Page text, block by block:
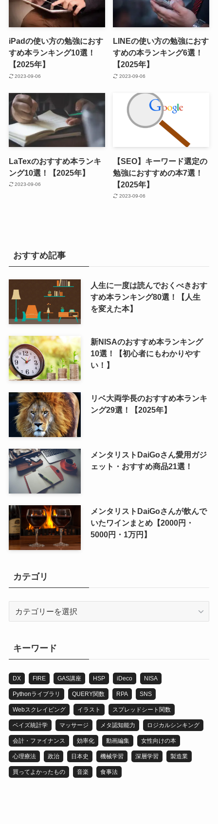
iPadの使い方の勉強におす
すめ本ランキング10選！
【2025年】
2023-09-06
LINEの使い方の勉強におす
すめの本ランキング6選！
【2025年】
2023-09-06
LaTexのおすすめ本ランキ
ング10選！【2025年】
2023-09-06
【SEO】キーワード選定の
勉強におすすめの本7選！
【2025年】
2023-09-06
おすすめ記事
人生に一度は読んでおくべきおす
すめ本ランキング80選！【人生
を変えた本】
新NISAのおすすめ本ランキング
10選！【初心者にもわかりやす
い！】
リベ大両学長のおすすめ本ランキ
ング29選！【2025年】
メンタリストDaiGoさん愛用ガジ
ェット・おすすめ商品21選！
メンタリストDaiGoさんが飲んで
いたワインまとめ【2000円・
5000円・1万円】
カテゴリ
キーワード
DX FIRE GAS講座 HSP iDeco NISA
Pythonライブラリ QUERY関数 RPA SNS
Webスクレイピング イラスト スプレッドシート関数
ベイズ統計学 マッサージ メタ認知能力 ロジカルシンキング
会計・ファイナンス 効率化 動画編集 女性向けの本
心理療法 政治 日本史 機械学習 深層学習 製造業
買ってよかったもの 音楽 食事法